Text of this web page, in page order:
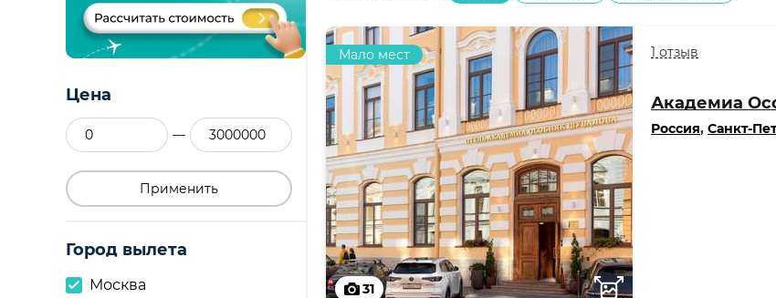
Цена
—
Применить
Город вылета
Москва 31
Мало мест 1 отзыв
Академиа
Россия, Санкт-